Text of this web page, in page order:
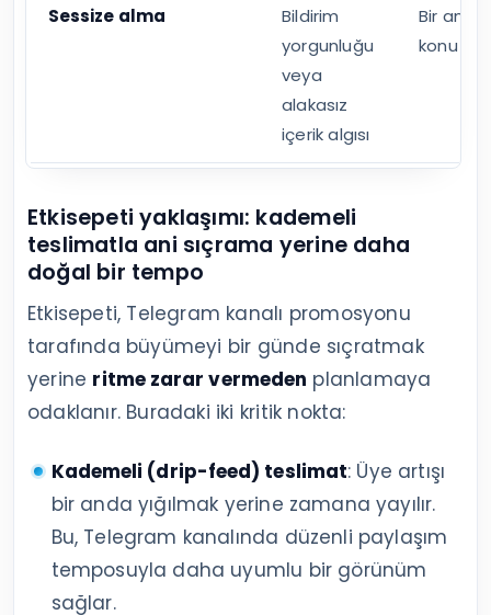
Sessize alma
Bildirim
yorgunluğu
veya
alakasız
içerik algısı
Bir anda
konu
Etkisepeti yaklaşımı: kademeli
teslimatla ani sıçrama yerine daha
doğal bir tempo
Etkisepeti, Telegram kanalı promosyonu
tarafında büyümeyi bir günde sıçratmak
yerine ritme zarar vermeden planlamaya
odaklanır. Buradaki iki kritik nokta:
Kademeli (drip-feed) teslimat: Üye artışı
bir anda yığılmak yerine zamana yayılır.
Bu, Telegram kanalında düzenli paylaşım
temposuyla daha uyumlu bir görünüm
sağlar.